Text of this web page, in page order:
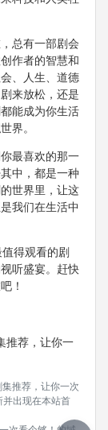
总有一部剧会
作者的智慧和
、人生、道德
来放松，还是
能成为你生活
界。
最喜欢的那一
中，都是一种
世界里，让这
我们在生活中
得观看的剧
听盛宴。赶快
！
推荐，让你一
推荐，让你一次
出现在本站首